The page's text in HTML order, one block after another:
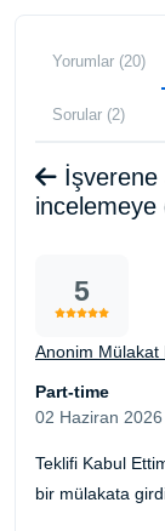
Yorumlar (20)
Sorular (2)
İşverene
incelemeye
5
Anonim Mülakat
Part-time
02 Haziran 2026
Teklifi Kabul
bir mülakata